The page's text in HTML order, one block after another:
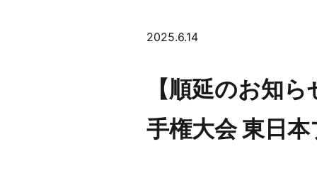
2025.6.14
【順延のお知
手権大会 東日